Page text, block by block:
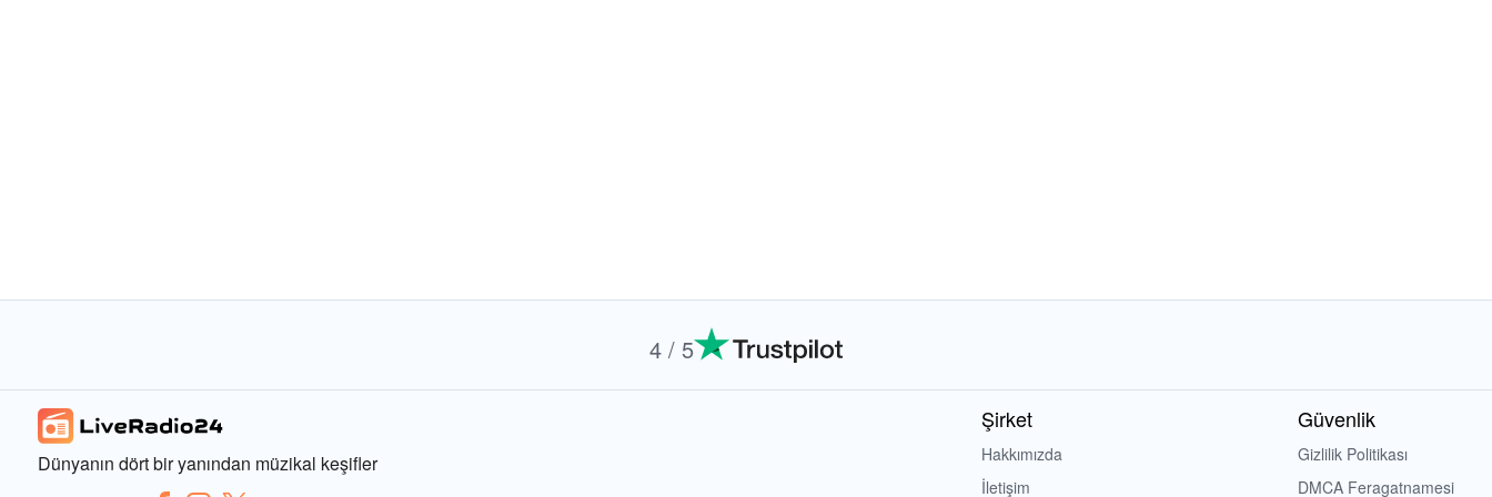
4 / 5
Dünyanın dört bir yanından müzikal keşifler
Şirket
Hakkımızda
İletişim
Güvenlik
Gizlilik Politikası
DMCA Feragatnamesi